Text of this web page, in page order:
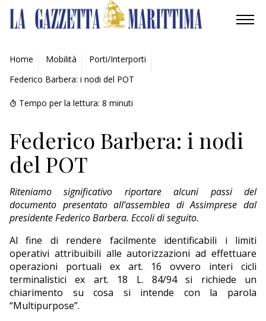
AMBIENTE
MOBILITÀ
INDUSTRIA
RICERCA
ECONOMIA
TURISMO
CULTURA
NAUTICA
EDITORIALI
Home Mobilità
Porti/Interporti
Federico Barbera: i nodi del POT
Tempo per la lettura: 8 minuti
Federico Barbera: i nodi
del POT
Riteniamo significativo riportare alcuni passi del
documento presentato all’assemblea di Assimprese dal
presidente Federico Barbera. Eccoli di seguito.
Al fine di rendere facilmente identificabili i limiti
operativi attribuibili alle autorizzazioni ad effettuare
operazioni portuali ex art. 16 ovvero interi cicli
terminalistici ex art. 18 L. 84/94 si richiede un
chiarimento su cosa si intende con la parola
“Multipurpose”.